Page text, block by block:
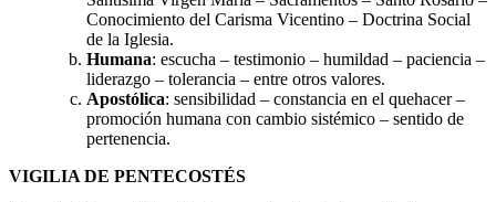
Conocimiento del Carisma Vicentino – Doctrina Social
de la Iglesia.
Humana: escucha – testimonio – humildad – paciencia –
liderazgo – tolerancia – entre otros valores.
Apostólica: sensibilidad – constancia en el quehacer –
promoción humana con cambio sistémico – sentido de
pertenencia.
VIGILIA DE PENTECOSTÉS